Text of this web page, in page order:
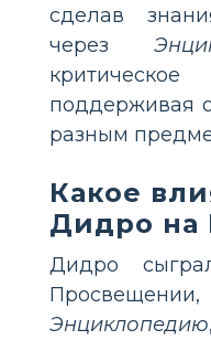
сделав
через
поддерживая
разным
Какое
Дидро на
Дидро
Энциклопедию